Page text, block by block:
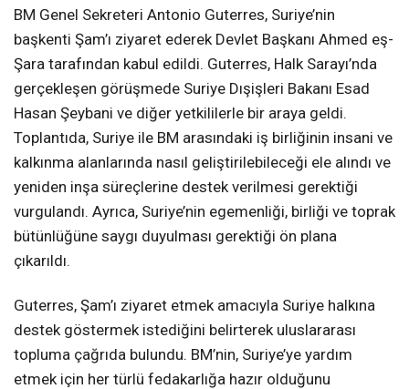
BM Genel Sekreteri Antonio Guterres, Suriye’nin
başkenti Şam’ı ziyaret ederek Devlet Başkanı Ahmed eş-
Şara tarafından kabul edildi. Guterres, Halk Sarayı’nda
gerçekleşen görüşmede Suriye Dışişleri Bakanı Esad
Hasan Şeybani ve diğer yetkililerle bir araya geldi.
Toplantıda, Suriye ile BM arasındaki iş birliğinin insani ve
kalkınma alanlarında nasıl geliştirilebileceği ele alındı ve
yeniden inşa süreçlerine destek verilmesi gerektiği
vurgulandı. Ayrıca, Suriye’nin egemenliği, birliği ve toprak
bütünlüğüne saygı duyulması gerektiği ön plana
çıkarıldı.
Guterres, Şam’ı ziyaret etmek amacıyla Suriye halkına
destek göstermek istediğini belirterek uluslararası
topluma çağrıda bulundu. BM’nin, Suriye’ye yardım
etmek için her türlü fedakarlığa hazır olduğunu